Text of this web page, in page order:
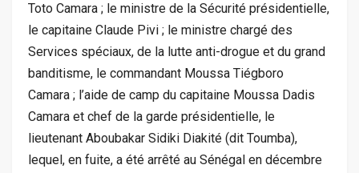
Toto Camara ; le ministre de la Sécurité présidentielle,
le capitaine Claude Pivi ; le ministre chargé des
Services spéciaux, de la lutte anti-drogue et du grand
banditisme, le commandant Moussa Tiégboro
Camara ; l’aide de camp du capitaine Moussa Dadis
Camara et chef de la garde présidentielle, le
lieutenant Aboubakar Sidiki Diakité (dit Toumba),
lequel, en fuite, a été arrêté au Sénégal en décembre